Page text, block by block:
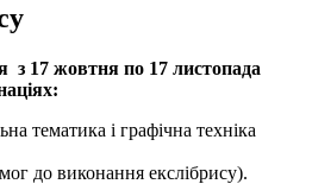
з 17 жовтня по 17 листопада
тематика і графічна техніка
до виконання екслібрису).